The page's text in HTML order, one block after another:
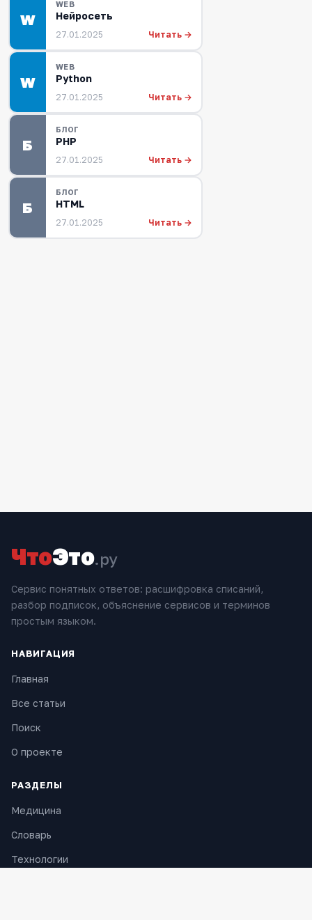
W
WEB
Нейросеть
27.01.2025 Читать →
W
WEB
Python
27.01.2025 Читать →
Б
БЛОГ
PHP
27.01.2025 Читать →
Б
БЛОГ
HTML
27.01.2025 Читать →
ЧтоЭто.ру
Сервис понятных ответов: расшифровка списаний,
разбор подписок, объяснение сервисов и терминов
простым языком.
НАВИГАЦИЯ
Главная
Все статьи
Поиск
О проекте
РАЗДЕЛЫ
Медицина
Словарь
Технологии